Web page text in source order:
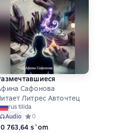
Сафонова
Литрес Авточтец
rus tilida
Audio Средний рейтинг 0 на основе 0
0
763,64 s`om